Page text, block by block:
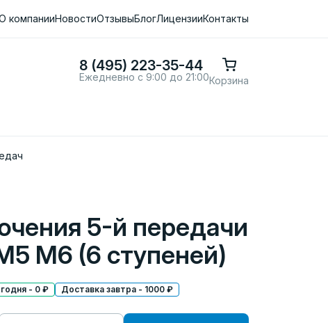
компанииНовостиОтзывыБлогЛицензииКонтакты
8 (495) 223-35-44
Ежедневно с 9:00 до 21:00Корзина
5-й передачи
M6 (6 ступеней)
- 0 ₽ Доставка завтра - 1000 ₽